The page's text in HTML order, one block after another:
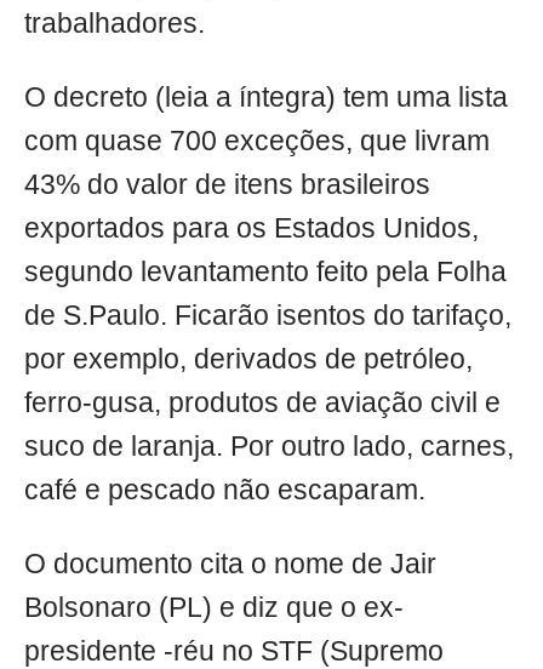
trabalhadores.
O decreto (leia a íntegra) tem uma lista
com quase 700 exceções, que livram
43% do valor de itens brasileiros
exportados para os Estados Unidos,
segundo levantamento feito pela Folha
de S.Paulo. Ficarão isentos do tarifaço,
por exemplo, derivados de petróleo,
ferro-gusa, produtos de aviação civil e
suco de laranja. Por outro lado, carnes,
café e pescado não escaparam.
O documento cita o nome de Jair
Bolsonaro (PL) e diz que o ex-
presidente -réu no STF (Supremo